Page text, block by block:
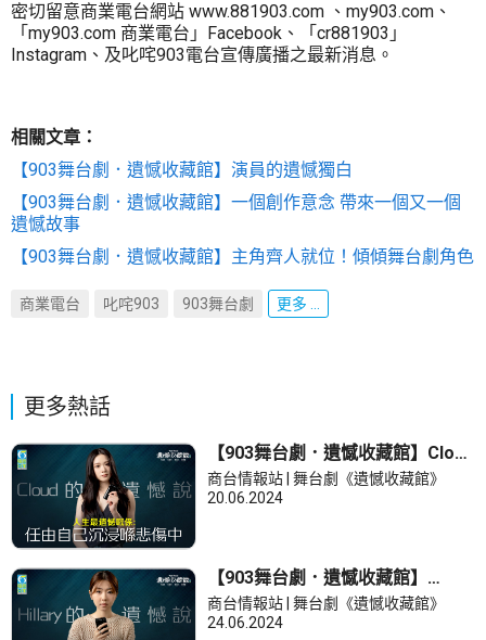
密切留意商業電台網站 www.881903.com 、my903.com、
「my903.com 商業電台」Facebook、「cr881903」
Instagram、及叱咤903電台宣傳廣播之最新消息。
相關文章：
【903舞台劇．遺憾收藏館】演員的遺憾獨白
【903舞台劇．遺憾收藏館】一個創作意念 帶來一個又一個
遺憾故事
【903舞台劇．遺憾收藏館】主角齊人就位！傾傾舞台劇角色
商業電台 叱咤903 903舞台劇 更多 ...
更多熱話
【903舞台劇．遺憾收藏館】Cloud
的遺憾說
商台情報站 | 舞台劇《遺憾收藏館》
20.06.2024
【903舞台劇．遺憾收藏館】
Hillary的遺憾說
商台情報站 | 舞台劇《遺憾收藏館》
24.06.2024